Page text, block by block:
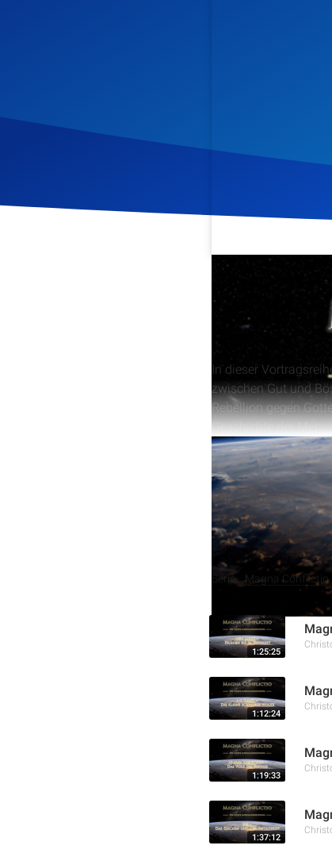
Veröffentlicht am
In dieser
zwischen Gut und
Rebellion gegen
Geschichte der
Bedeutung von
In dieser Folge von
zwischen Gut und
tiefgreifenden
offenbaren und die
Weitere
Serie: Magna Conflictio
1:25:25
1:12:24
1:19:33
1:37:12